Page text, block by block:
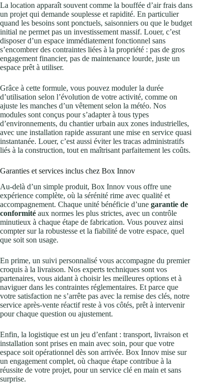
La location apparaît souvent comme la bouffée d’air frais dans
un projet qui demande souplesse et rapidité. En particulier
quand les besoins sont ponctuels, saisonniers ou que le budget
initial ne permet pas un investissement massif. Louer, c’est
disposer d’un espace immédiatement fonctionnel sans
s’encombrer des contraintes liées à la propriété : pas de gros
engagement financier, pas de maintenance lourde, juste un
espace prêt à utiliser.
Grâce à cette formule, vous pouvez moduler la durée
d’utilisation selon l’évolution de votre activité, comme on
ajuste les manches d’un vêtement selon la météo. Nos
modules sont conçus pour s’adapter à tous types
d’environnements, du chantier urbain aux zones industrielles,
avec une installation rapide assurant une mise en service quasi
instantanée. Louer, c’est aussi éviter les tracas administratifs
liés à la construction, tout en maîtrisant parfaitement les coûts.
Garanties et services inclus chez Box Innov
Au-delà d’un simple produit, Box Innov vous offre une
expérience complète, où la sérénité rime avec qualité et
accompagnement. Chaque unité bénéficie d’une garantie de
conformité aux normes les plus strictes, avec un contrôle
minutieux à chaque étape de fabrication. Vous pouvez ainsi
compter sur la robustesse et la fiabilité de votre espace, quel
que soit son usage.
En prime, un suivi personnalisé vous accompagne du premier
croquis à la livraison. Nos experts techniques sont vos
partenaires, vous aidant à choisir les meilleures options et à
naviguer dans les contraintes réglementaires. Et parce que
votre satisfaction ne s’arrête pas avec la remise des clés, notre
service après-vente réactif reste à vos côtés, prêt à intervenir
pour chaque question ou ajustement.
Enfin, la logistique est un jeu d’enfant : transport, livraison et
installation sont prises en main avec soin, pour que votre
espace soit opérationnel dès son arrivée. Box Innov mise sur
un engagement complet, où chaque étape contribue à la
réussite de votre projet, pour un service clé en main et sans
surprise.